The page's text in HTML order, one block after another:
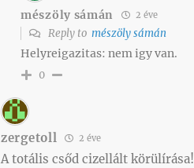
mészöly sámán 2 éve
Reply to mészöly sámán
Helyreigazitas: nem igy van.
0
zergetoll 2 éve
A totális csőd cizellált körülírása!